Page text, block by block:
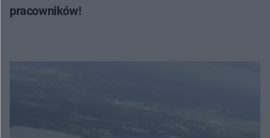
pracowników!